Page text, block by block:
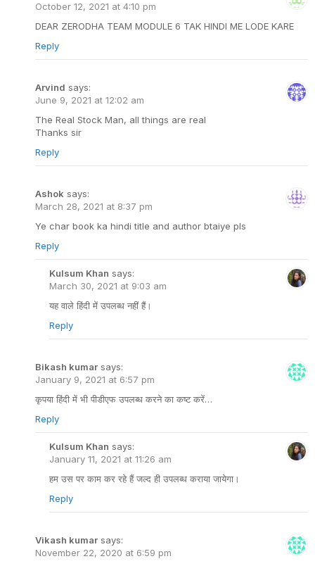
October 12, 2021 at 4:10 pm
DEAR ZERODHA TEAM MODULE 6 TAK HINDI ME LODE KARE
Reply
Arvind says:
June 9, 2021 at 12:02 am
The Real Stock Man, all things are real
Thanks sir
Reply
Ashok says:
March 28, 2021 at 8:37 pm
Ye char book ka hindi title and author btaiye pls
Reply
Kulsum Khan says:
March 30, 2021 at 9:03 am
यह वाले हिंदी में उपलब्ध नहीं हैं।
Reply
Bikash kumar says:
January 9, 2021 at 6:57 pm
कृपया हिंदी में भी पीडीएफ उपलब्ध करने का कष्ट करें…
Reply
Kulsum Khan says:
January 11, 2021 at 11:26 am
हम उस पर काम कर रहे हैं जल्द ही उपलब्ध कराया जायेगा।
Reply
Vikash kumar says:
November 22, 2020 at 6:59 pm